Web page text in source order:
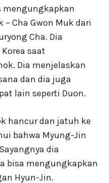
mengungkapkan
– Cha Gwon Muk dari
Cha. Dia
saat
Dia menjelaskan
dan dia juga
lain seperti Duon.
hancur dan jatuh ke
bahwa Myung-Jin
dia
bisa mengungkapkan
Hyun-Jin.